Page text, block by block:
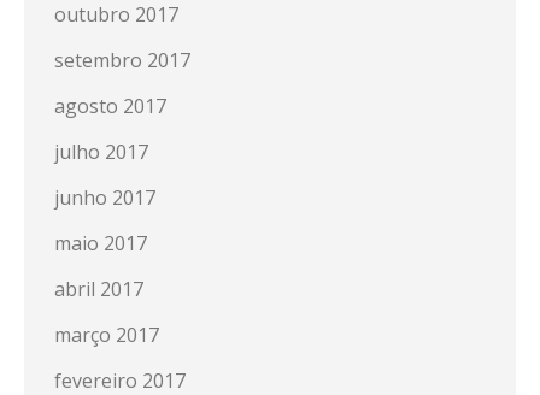
outubro 2017
setembro 2017
agosto 2017
julho 2017
junho 2017
maio 2017
abril 2017
março 2017
fevereiro 2017